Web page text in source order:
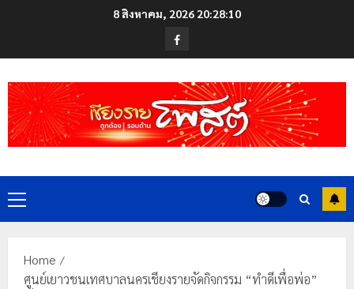
8 สิงหาคม, 2026 20:28:11
Facebook
Primary
Menu
Home
ศูนย์เยาวชนเทศบาลนครเชียงรายจัดกิจกรรม “ทำดีเพื่อพ่อ”